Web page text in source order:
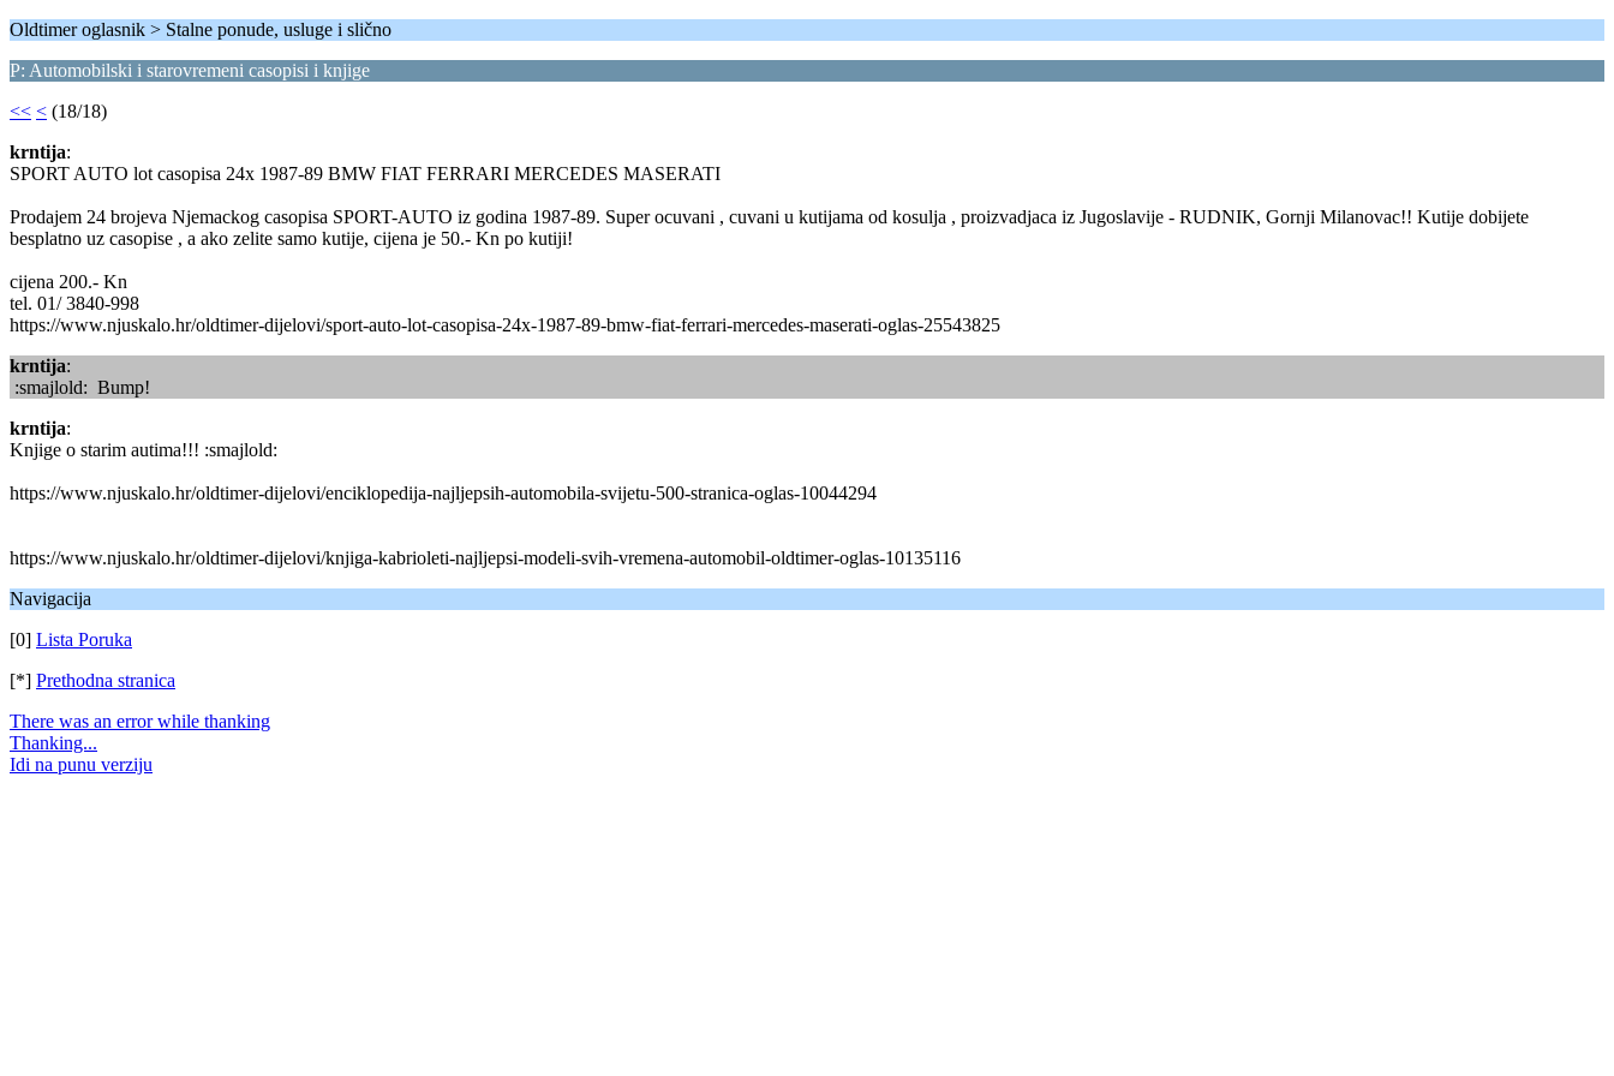
Oldtimer oglasnik > Stalne ponude, usluge i slično
P: Automobilski i starovremeni casopisi i knjige
<< < (18/18)
krntija:
SPORT AUTO lot casopisa 24x 1987-89 BMW FIAT FERRARI MERCEDES MASERATI
Prodajem 24 brojeva Njemackog casopisa SPORT-AUTO iz godina 1987-89. Super ocuvani , cuvani u kutijama od kosulja , proizvadjaca iz Jugoslavije - RUDNIK, Gornji Milanovac!! Kutije dobijete
besplatno uz casopise , a ako zelite samo kutije, cijena je 50.- Kn po kutiji!
cijena 200.- Kn
tel. 01/ 3840-998
https://www.njuskalo.hr/oldtimer-dijelovi/sport-auto-lot-casopisa-24x-1987-89-bmw-fiat-ferrari-mercedes-maserati-oglas-25543825
krntija:
:smajlold: Bump!
krntija:
Knjige o starim autima!!! :smajlold:
https://www.njuskalo.hr/oldtimer-dijelovi/enciklopedija-najljepsih-automobila-svijetu-500-stranica-oglas-10044294
https://www.njuskalo.hr/oldtimer-dijelovi/knjiga-kabrioleti-najljepsi-modeli-svih-vremena-automobil-oldtimer-oglas-10135116
Navigacija
[0] Lista Poruka
[*] Prethodna stranica
There was an error while thanking
Thanking...
Idi na punu verziju